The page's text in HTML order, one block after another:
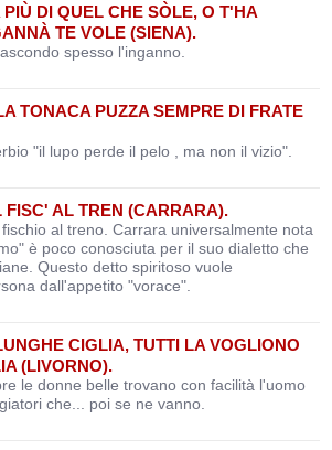
DI QUEL CHE SÒLE, O T'HA
TE VOLE (SIENA).
spesso l'inganno.
TONACA PUZZA SEMPRE DI FRATE
"il lupo perde il pelo , ma non il vizio".
AL TREN (CARRARA).
al treno. Carrara universalmente nota
è poco conosciuta per il suo dialetto che
Questo detto spiritoso vuole
dall'appetito "vorace".
CIGLIA, TUTTI LA VOGLIONO
(LIVORNO).
le donne belle trovano con facilità l'uomo
che... poi se ne vanno.